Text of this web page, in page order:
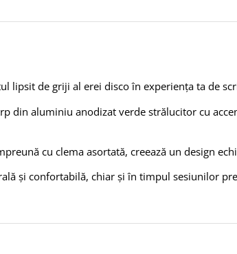
lipsit de griji al erei disco în experiența ta de
din aluminiu anodizat verde strălucitor cu
cu clema asortată, creează un design
și confortabilă, chiar și în timpul sesiunilor